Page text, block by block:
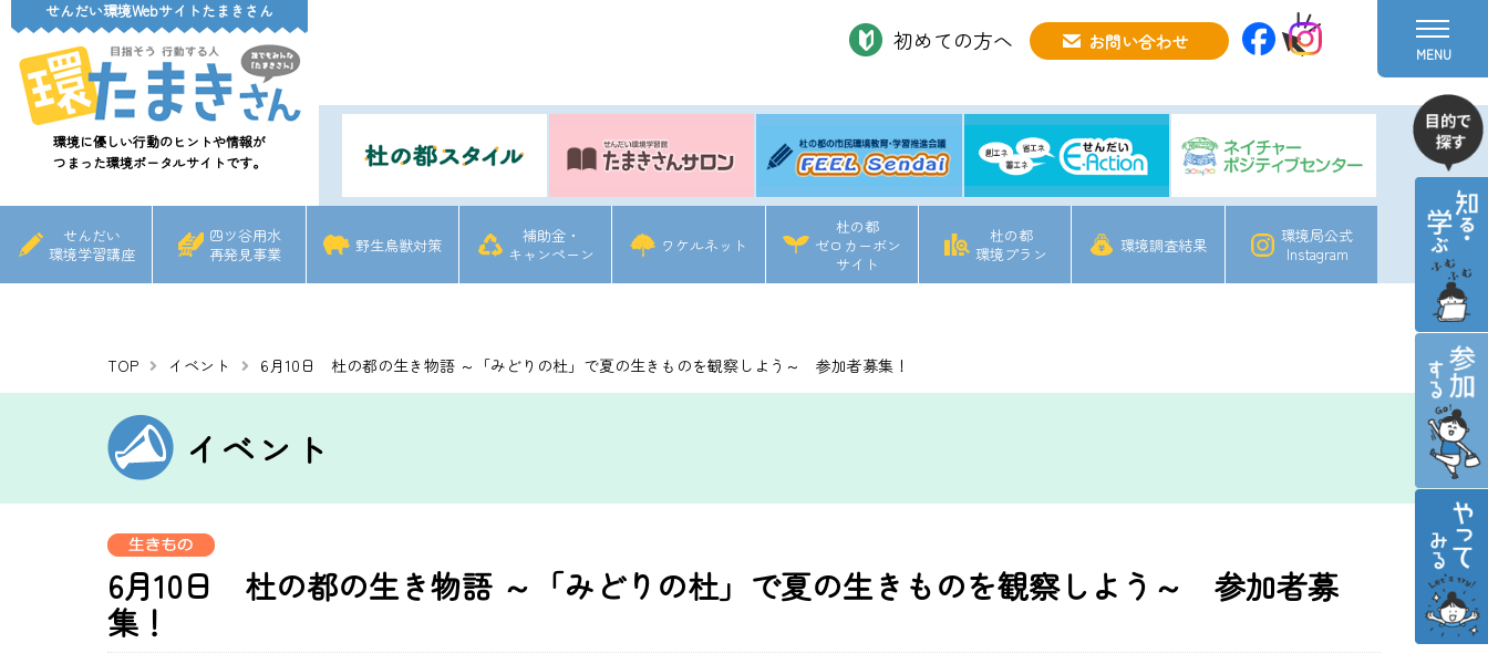
せんだい環境Webサイトたまきさん
環境に優しい行動のヒントや情報が
つまった環境ポータルサイトです。
初めての方へ お問い合わせ
せんだい
環境学習講座
四ツ谷用水
再発見事業
野生鳥獣対策
補助金・
キャンペーン
ワケルネット
杜の都
ゼロカーボン
サイト
杜の都
環境プラン
環境調査結果
環境局公式
Instagram
MENU
TOP イベント 6月10日 杜の都の生き物語 ～「みどりの杜」で夏の生きものを観察しよう～ 参加者募集！
イベント
6月10日 杜の都の生き物語 ～「みどりの杜」で夏の生きものを観察しよう～ 参加者募
集！